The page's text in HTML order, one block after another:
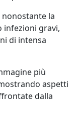
nonostante la
infezioni gravi,
di intensa
più
aspetti
dalla